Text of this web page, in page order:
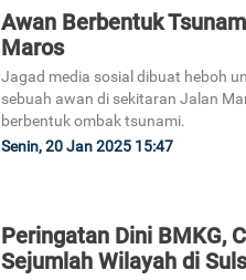
Awan Berbentuk
Maros
Jagad media sosial dibuat heboh
sebuah awan di sekitaran Jalan
berbentuk ombak tsunami.
Senin, 20 Jan 2025 15:47
Peringatan Dini BMKG,
Sejumlah Wilayah di